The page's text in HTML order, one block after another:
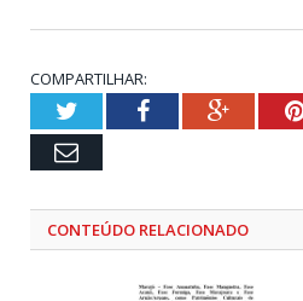
COMPARTILHAR:
TwitterFacebook
Email
CONTEÚDO RELACIONADO